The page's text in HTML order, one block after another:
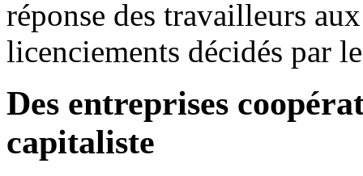
réponse des travailleurs
licenciements décidés par
Des entreprises
capitaliste